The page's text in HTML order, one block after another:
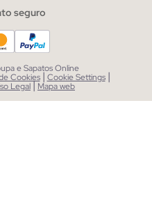
seguro
e Sapatos Online
Cookies | Cookie Settings |
Legal| Mapa web